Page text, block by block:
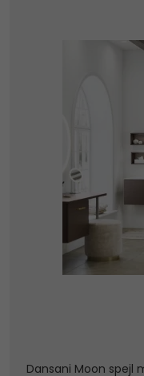
Dansani Moon spejl